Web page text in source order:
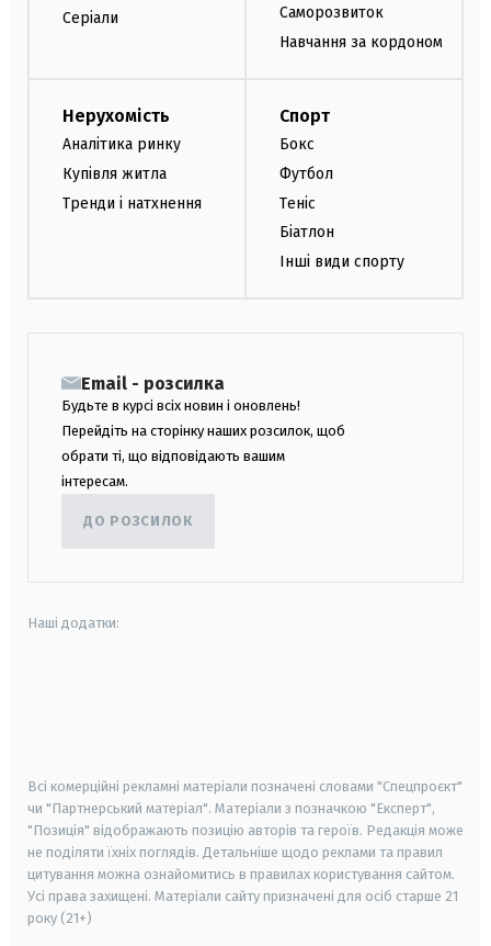
Серіали
Саморозвиток
Навчання за кордоном
Нерухомість
Аналітика ринку
Купівля житла
Тренди і натхнення
Спорт
Бокс
Футбол
Теніс
Біатлон
Інші види спорту
Email - розсилка
Будьте в курсі всіх новин і оновлень!
Перейдіть на сторінку наших розсилок, щоб
обрати ті, що відповідають вашим
інтересам.
ДО РОЗСИЛОК
Наші додатки:
Всі комерційні рекламні матеріали позначені словами "Спецпроєкт"
чи "Партнерський матеріал". Матеріали з позначкою "Експерт",
"Позиція" відображають позицію авторів та героїв. Редакція може
не поділяти їхніх поглядів. Детальніше щодо реклами та правил
цитування можна ознайомитись в правилах користування сайтом.
Усі права захищені. Матеріали сайту призначені для осіб старше 21
року (21+)